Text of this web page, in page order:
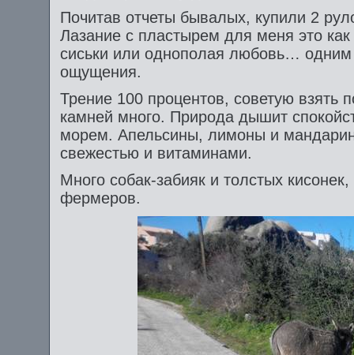
Почитав отчеты бывалых, купили 2
Лазание с пластырем для меня это
сиськи или однополая любовь…
ощущения.
Трение 100 процентов, советую взять
камней много. Природа дышит
морем. Апельсины, лимоны и
свежестью и витаминами.
Много собак-забияк и толстых
фермеров.